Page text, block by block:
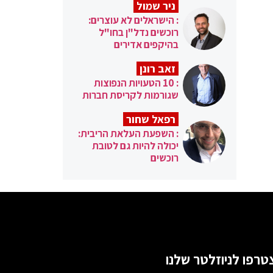
ניר שמול
: הישראלים לא עוצרים:
רוכשים נדל"ן בחו"ל
בהיקפים אדירים
זאב רונן
: 10 הטעויות הנפוצות
שגורמות לקריסת חברות
רפאל שחור
: השפעת העלאת הריבית:
יכולה להיות גם לטובת
רוכשים
לניוזלטר שלנו